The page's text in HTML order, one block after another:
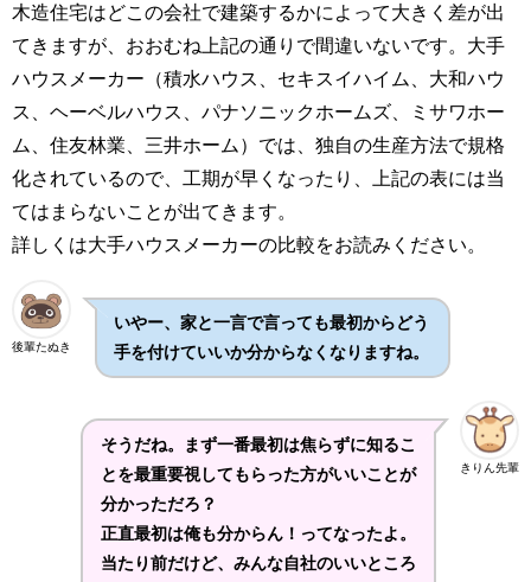
木造住宅はどこの会社で建築するかによって大きく差が出
てきますが、おおむね上記の通りで間違いないです。大手
ハウスメーカー（積水ハウス、セキスイハイム、大和ハウ
ス、ヘーベルハウス、パナソニックホームズ、ミサワホー
ム、住友林業、三井ホーム）では、独自の生産方法で規格
化されているので、工期が早くなったり、上記の表には当
てはまらないことが出てきます。
詳しくは大手ハウスメーカーの比較をお読みください。
後輩たぬき
いやー、家と一言で言っても最初からどう
手を付けていいか分からなくなりますね。
きりん先輩
そうだね。まず一番最初は焦らずに知るこ
とを最重要視してもらった方がいいことが
分かっただろ？
正直最初は俺も分からん！ってなったよ。
当たり前だけど、みんな自社のいいところ